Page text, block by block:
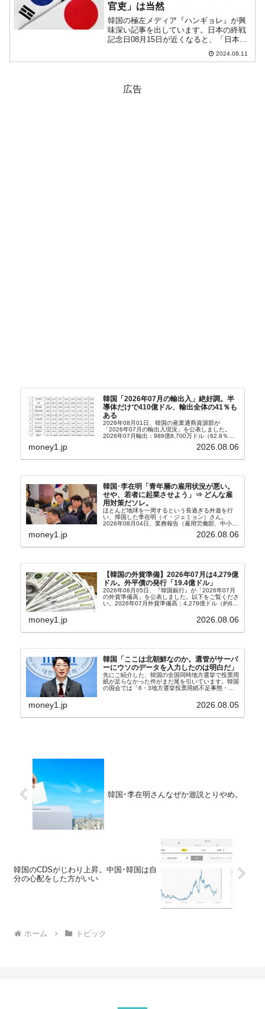
官吏」は当然
韓国の極左メディア『ハンギョレ』が興
味深い記事を出しています。日本の終戦
記念日08月15日が近くなると、「日本統
治化でこんなにひどい目に遭った」とい
う記事が多くなりますが、これのその1本
2024.08.11
広告
韓国「2026年07月の輸出入」絶好調。半
導体だけで410億ドル、輸出全体の41％も
ある
2026年08月01日、韓国の産業通商資源部が
「2026年07月の輸出入現況」を公表しました。
2026年07月輸出：988億8,700万ドル（62.8％）
money1.jp 2026.08.06
韓国･李在明「青年層の雇用状況が悪い。
せや、若者に起業させよう」⇒ どんな雇
用対策だソレ。
ほとんど地球を一周するという長過ぎる外遊を行
い、帰国した李在明（イ・ジェミョン）さん。
2026年08月04日、業務報告（雇用労働部、中小ベ
ンチャー企業部、公正取引委員会）を主催。この席
上、韓国大統領に成りおおせた李在明（イ・ジェミ
money1.jp 2026.08.06
【韓国の外貨準備】2026年07月は4,279億
ドル。外平債の発行「19.4億ドル」
2026年08月05日、『韓国銀行』が「2026年07月
の外貨準備高」を公表しました。以下をご覧くださ
い。2026年07月外貨準備高：4,279億ドル（約67
money1.jp 2026.08.06
韓国「ここは北朝鮮なのか。選管がサーバ
ーにウソのデータを入力したのは明白だ」
先にご紹介した、韓国の全国同時地方選挙で投票用
紙が足らなかった件がまだ尾を引いています。韓国
の国会では「6・3地方選挙投票用紙不足事態・国
す。『国民の力』の朱晋佑（チュ・ジヌ）議員はそ
money1.jp 2026.08.05
韓国･李在明さんなぜか遊説とりやめ。
韓国のCDSがじわり上昇。中国･韓国は自
分の心配をした方がいい
ホーム トピック